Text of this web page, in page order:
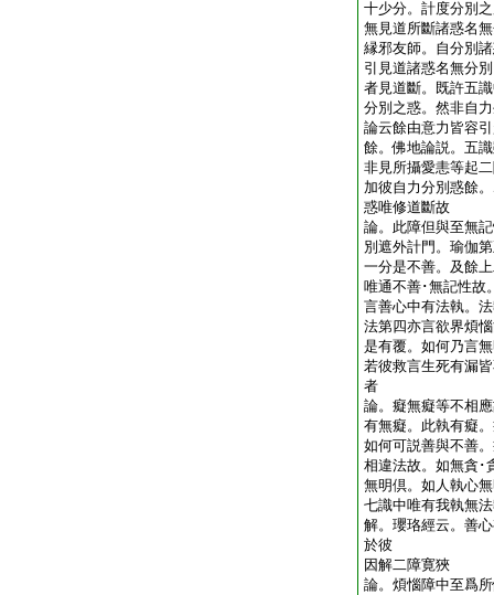
十少分。計度分別
無見道所斷諸惑名
縁邪友師。自分別
引見道諸惑名無分
者見道斷。既許五
分別之惑。然非自
論云餘由意力皆容
餘。佛地論説。五
非見所攝愛恚等起
加彼自力分別惑餘
惑唯修道斷故
論。此障但與至無
別遮外計門。瑜伽
一分是不善。及餘
唯通不善･無記性故
言善心中有法執。
法第四亦言欲界煩
是有覆。如何乃言
若彼救言生死有漏
者
論。癡無癡等不相
有無癡。此執有癡
如何可説善與不善
相違法故。如無貪･
無明倶。如人執心
七識中唯有我執無
解。瓔珞經云。善
於彼
因解二障寛狹
論。煩惱障中至爲